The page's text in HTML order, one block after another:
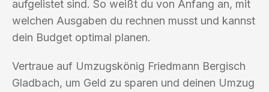
aufgelistet sind. So weißt du von Anfang an, mit
welchen Ausgaben du rechnen musst und kannst
dein Budget optimal planen.
Vertraue auf Umzugskönig Friedmann Bergisch
Gladbach, um Geld zu sparen und deinen Umzug